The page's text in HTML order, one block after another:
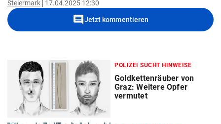
Steiermark 17.04.2025 12:30
commentJetzt kommentieren
POLIZEI SUCHT HINWEISE
Goldkettenräuber von
Graz: Weitere Opfer
vermutet